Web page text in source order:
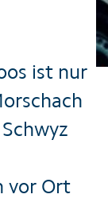
ist nur
vor Ort